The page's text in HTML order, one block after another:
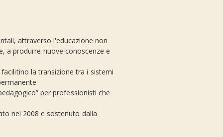
attraverso l'educazione non
a produrre nuove conoscenze e
la transizione tra i sistemi
per professionisti che
nel 2008 e sostenuto dalla